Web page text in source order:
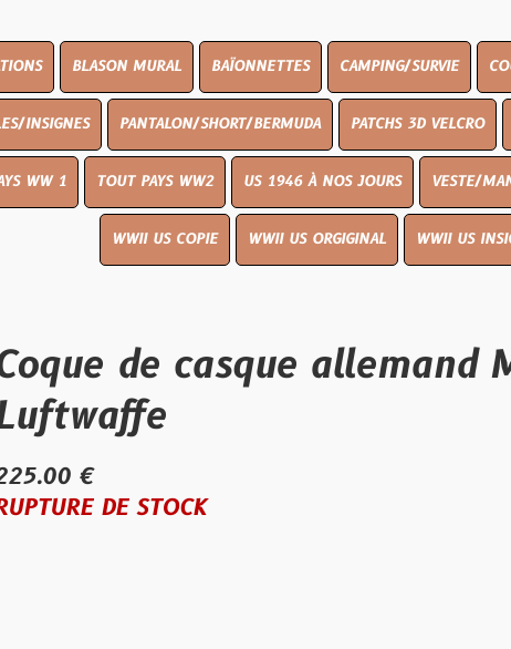
MURAL BAÏONNETTES CAMPING/SURVIE COUTELLERIE
PANTALON/SHORT/BERMUDA PATCHS 3D VELCRO PEINTURE
PAYS WW2 US 1946 À NOS JOURS VESTE/MANTEAU
WWII US COPIE WWII US ORGIGINAL WWII US INSIGNES
de casque allemand M35
STOCK